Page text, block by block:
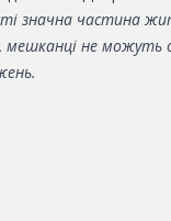
значна частина
мешканці не можуть